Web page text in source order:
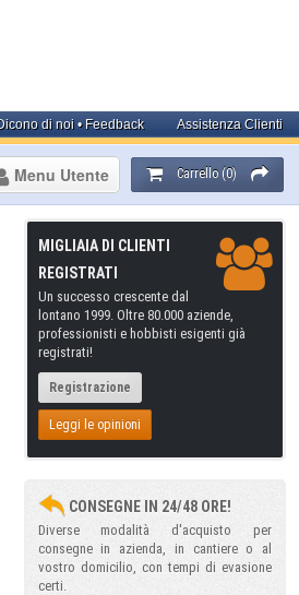
Assistenza Clienti
di noi • Feedback
Carrello (0)
Menu Utente
MIGLIAIA DI CLIENTI
REGISTRATI
Un successo crescente dal
lontano 1999. Oltre 80.000 aziende,
professionisti e hobbisti esigenti già
registrati!
Registrazione
Leggi le opinioni
CONSEGNE IN 24/48 ORE!
Diverse modalità d'acquisto per
consegne in azienda, in cantiere o al
vostro domicilio, con tempi di evasione
certi.